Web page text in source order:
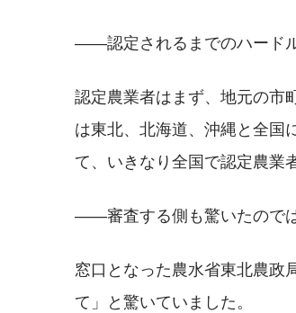
――認定されるまでのハード
認定農業者はまず、地元の市
は東北、北海道、沖縄と全国
て、いきなり全国で認定農業
――審査する側も驚いたので
窓口となった農水省東北農政
て」と驚いていました。